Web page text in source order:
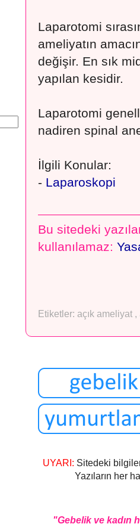
Laparotomi
ameliyatın
değişir. En sık
yapılan kesidir.
Laparotomi
nadiren spinal
İlgili Konular:
- Laparoskopi
Bu sitedeki
kullanılamaz:
Etiketler: açık ameliyat ,
UYARI: Sitedeki
Yazıların her
"Gebelik ve kadın